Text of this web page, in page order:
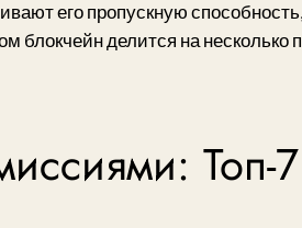
его пропускную
делится на несколько
Топ-